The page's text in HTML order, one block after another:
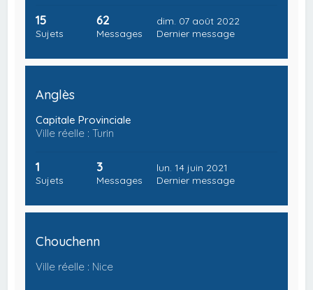
15
Sujets
62
Messages
dim. 07 août 2022
Dernier message
Anglès
Capitale Provinciale
Ville réelle : Turin
1
Sujets
3
Messages
lun. 14 juin 2021
Dernier message
Chouchenn
Ville réelle : Nice